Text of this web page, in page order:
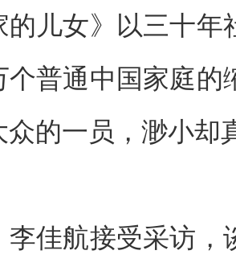
女》以三十年
个普通中国家庭的
众的一员，渺小却
航接受采访，